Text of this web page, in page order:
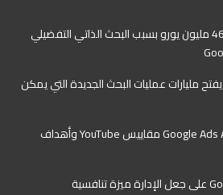
تم تغريم Google مبلغ 460 مليون يورو بسبب البحث الذاتي التفضيلي
تقول Google إن AI Max يفتح مليارات عمليات البحث الجديدة التي يمكن
يضيف الإصدار 25 من Google Ads API مقاييس YouTube وأهداف